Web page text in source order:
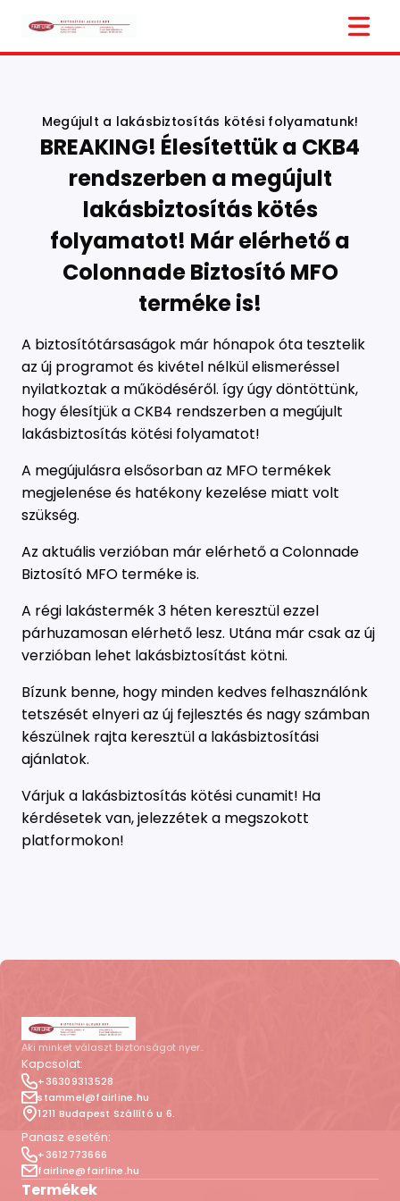
Megújult a lakásbiztosítás kötési folyamatunk!
BREAKING! Élesítettük a CKB4
rendszerben a megújult
lakásbiztosítás kötés
folyamatot! Már elérhető a
Colonnade Biztosító MFO
terméke is!
A biztosítótársaságok már hónapok óta tesztelik
az új programot és kivétel nélkül elismeréssel
nyilatkoztak a működéséről. így úgy döntöttünk,
hogy élesítjük a CKB4 rendszerben a megújult
lakásbiztosítás kötési folyamatot!
A megújulásra elsősorban az MFO termékek
megjelenése és hatékony kezelése miatt volt
szükség.
Az aktuális verzióban már elérhető a Colonnade
Biztosító MFO terméke is.
A régi lakástermék 3 héten keresztül ezzel
párhuzamosan elérhető lesz. Utána már csak az új
verzióban lehet lakásbiztosítást kötni.
Bízunk benne, hogy minden kedves felhasználónk
tetszését elnyeri az új fejlesztés és nagy számban
készülnek rajta keresztül a lakásbiztosítási
ajánlatok.
Várjuk a lakásbiztosítás kötési cunamit! Ha
kérdésetek van, jelezzétek a megszokott
platformokon!
Aki minket választ biztonságot nyer..
Kapcsolat:
+36309313528
stammel@fairline.hu
1211 Budapest Szállító u 6.
Panasz esetén:
+3612773666
fairline@fairline.hu
Termékek